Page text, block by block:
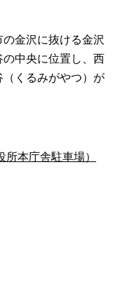
金沢に抜ける金沢
中央に位置し、西
くるみがやつ）が
本庁舎駐車場）